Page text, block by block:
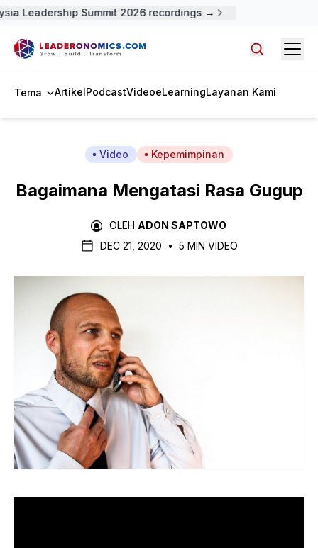
Leadership Summit 2026 recordings →
Tema ArtikelPodcastVideoeLearningLayanan Kami
Video Kepemimpinan
Bagaimana Mengatasi Rasa Gugup
OLEH ADON SAPTOWO
DEC 21, 2020
• 5 MIN VIDEO